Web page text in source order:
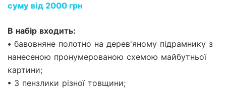
суму від 2000 грн
В набір входить:
• бавовняне полотно на дерев'яному підрамнику з
нанесеною пронумерованою схемою майбутньої
картини;
• 3 пензлики різної товщини;